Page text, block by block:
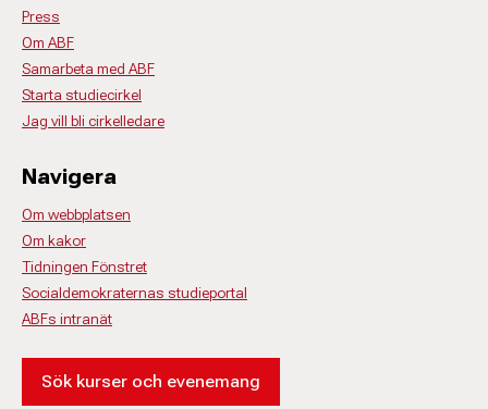
Press
Om ABF
Samarbeta med ABF
Starta studiecirkel
Jag vill bli cirkelledare
Navigera
Om webbplatsen
Om kakor
Tidningen Fönstret
Socialdemokraternas studieportal
ABFs intranät
Sök kurser och evenemang